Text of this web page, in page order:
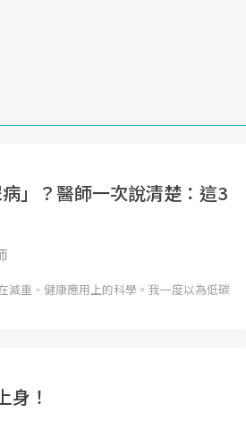
」？醫師一次說清楚：這3
減重、健康應用上的科學。我一度以為低碳
！